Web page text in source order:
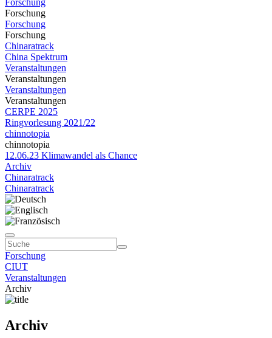
Forschung
Forschung
Forschung
Forschung
Chinaratrack
China Spektrum
Veranstaltungen
Veranstaltungen
Veranstaltungen
Veranstaltungen
CERPE 2025
Ringvorlesung 2021/22
chinnotopia
chinnotopia
12.06.23 Klimawandel als Chance
Archiv
Chinaratrack
Chinaratrack
Forschung
CIUT
Veranstaltungen
Archiv
Archiv